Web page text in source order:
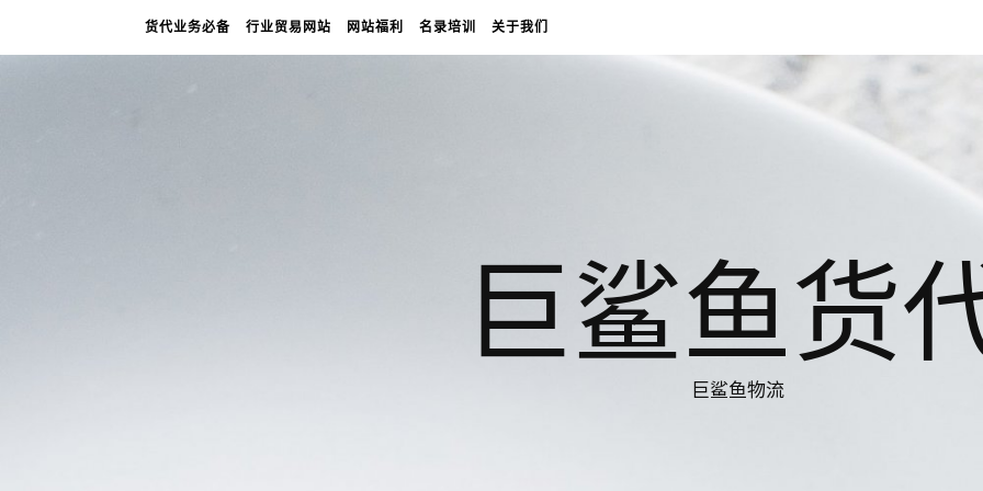
货代业务必备 行业贸易网站 网站福利 名录培训 关于我们
巨鲨鱼货
巨鲨鱼物流